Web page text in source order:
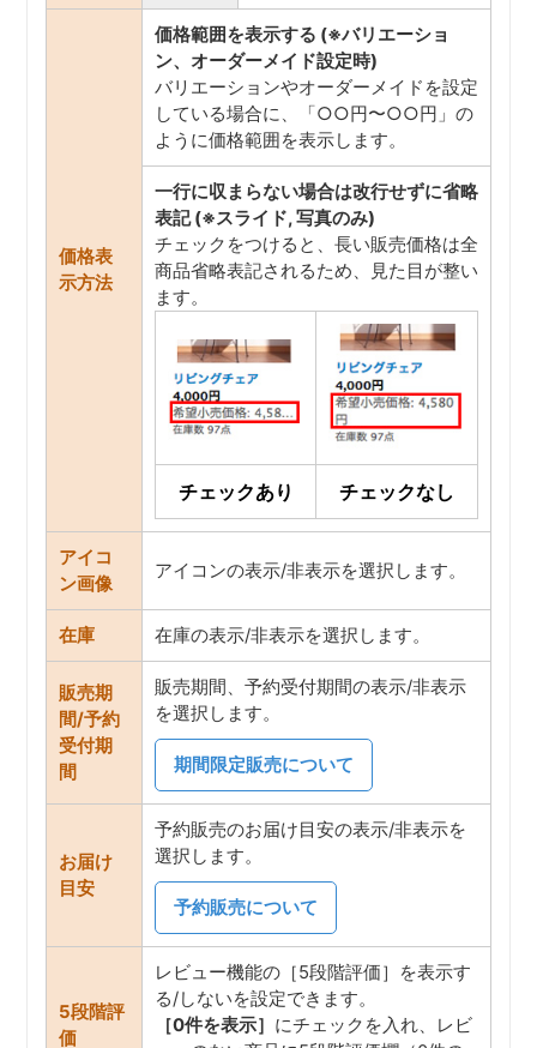
価格表
示方法
価格範囲を表示する (※バリエーショ
ン、オーダーメイド設定時)
バリエーションやオーダーメイドを設定
している場合に、「○○円〜○○円」の
ように価格範囲を表示します。
一行に収まらない場合は改行せずに省略
表記 (※スライド, 写真のみ)
チェックをつけると、長い販売価格は全
商品省略表記されるため、見た目が整い
ます。
チェックあり チェックなし
アイコ
ン画像
アイコンの表示/非表示を選択します。
在庫 在庫の表示/非表示を選択します。
販売期
間/予約
受付期
間
販売期間、予約受付期間の表示/非表示
を選択します。
期間限定販売について
お届け
目安
予約販売のお届け目安の表示/非表示を
選択します。
予約販売について
5段階評
価
レビュー機能の［5段階評価］を表示す
る/しないを設定できます。
［0件を表示］ にチェックを入れ、レビ